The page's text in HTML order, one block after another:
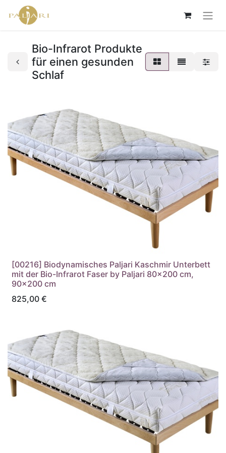
Bio-Infrarot Produkte
für einen gesunden
Schlaf
[00216] Biodynamisches Paljari Kaschmir Unterbett
mit der Bio-Infrarot Faser by Paljari 80x200 cm,
90x200 cm
825,00 €